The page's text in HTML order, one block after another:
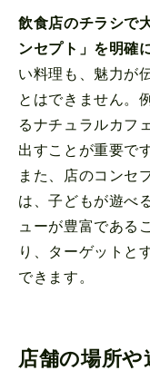
飲食店のチラシで
ンセプト」を明確
い料理も、魅力が
とはできません。
るナチュラルカフ
出すことが重要で
また、店のコンセ
は、子どもが遊べ
ューが豊富である
り、ターゲットと
できます。
店舗の場所や